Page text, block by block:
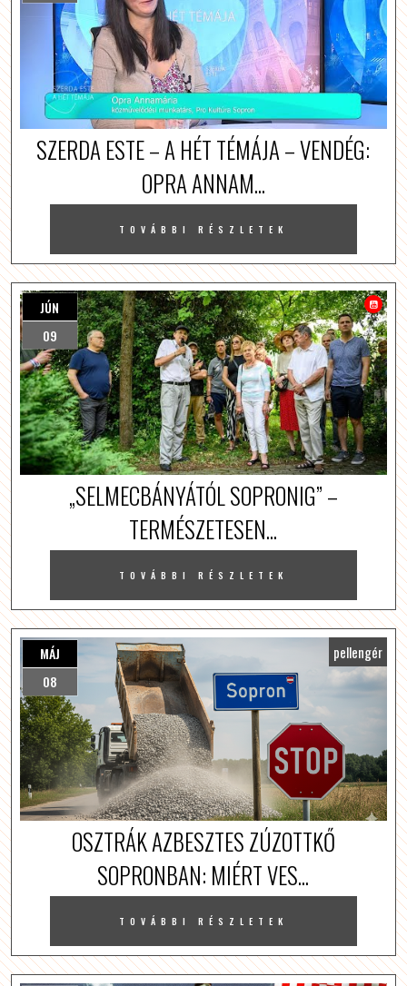
SZERDA ESTE – A HÉT TÉMÁJA – VENDÉG:
OPRA ANNAM...
TOVÁBBI RÉSZLETEK
JÚN
09
„SELMECBÁNYÁTÓL SOPRONIG” –
TERMÉSZETESEN...
TOVÁBBI RÉSZLETEK
MÁJ
08
pellengér
OSZTRÁK AZBESZTES ZÚZOTTKŐ
SOPRONBAN: MIÉRT VES...
TOVÁBBI RÉSZLETEK